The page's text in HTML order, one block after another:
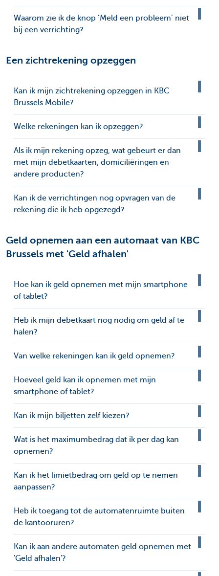
Waarom zie ik de knop ’Meld een probleem’ niet
bij een verrichting?
Een zichtrekening opzeggen
Kan ik mijn zichtrekening opzeggen in KBC
Brussels Mobile?
Welke rekeningen kan ik opzeggen?
Als ik mijn rekening opzeg, wat gebeurt er dan
met mijn debetkaarten, domiciliëringen en
andere producten?
Kan ik de verrichtingen nog opvragen van de
rekening die ik heb opgezegd?
Geld opnemen aan een automaat van KBC
Brussels met 'Geld afhalen'
Hoe kan ik geld opnemen met mijn smartphone
of tablet?
Heb ik mijn debetkaart nog nodig om geld af te
halen?
Van welke rekeningen kan ik geld opnemen?
Hoeveel geld kan ik opnemen met mijn
smartphone of tablet?
Kan ik mijn biljetten zelf kiezen?
Wat is het maximumbedrag dat ik per dag kan
opnemen?
Kan ik het limietbedrag om geld op te nemen
aanpassen?
Heb ik toegang tot de automatenruimte buiten
de kantooruren?
Kan ik aan andere automaten geld opnemen met
'Geld afhalen'?